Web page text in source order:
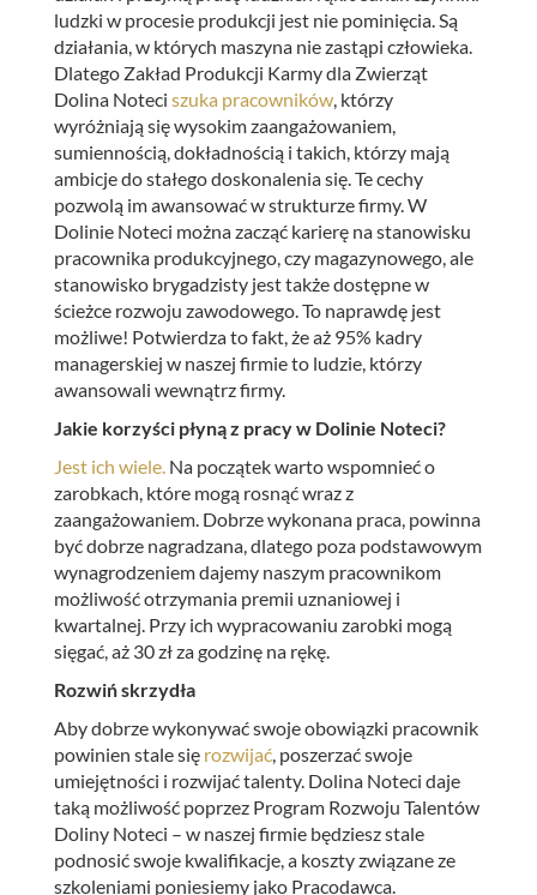
ludzki w procesie produkcji jest nie pominięcia. Są
działania, w których maszyna nie zastąpi człowieka.
Dlatego Zakład Produkcji Karmy dla Zwierząt
Dolina Noteci szuka pracowników, którzy
wyróżniają się wysokim zaangażowaniem,
sumiennością, dokładnością i takich, którzy mają
ambicje do stałego doskonalenia się. Te cechy
pozwolą im awansować w strukturze firmy. W
Dolinie Noteci można zacząć karierę na stanowisku
pracownika produkcyjnego, czy magazynowego, ale
stanowisko brygadzisty jest także dostępne w
ścieżce rozwoju zawodowego. To naprawdę jest
możliwe! Potwierdza to fakt, że aż 95% kadry
managerskiej w naszej firmie to ludzie, którzy
awansowali wewnątrz firmy.
Jakie korzyści płyną z pracy w Dolinie Noteci?
Jest ich wiele. Na początek warto wspomnieć o
zarobkach, które mogą rosnąć wraz z
zaangażowaniem. Dobrze wykonana praca, powinna
być dobrze nagradzana, dlatego poza podstawowym
wynagrodzeniem dajemy naszym pracownikom
możliwość otrzymania premii uznaniowej i
kwartalnej. Przy ich wypracowaniu zarobki mogą
sięgać, aż 30 zł za godzinę na rękę.
Rozwiń skrzydła
Aby dobrze wykonywać swoje obowiązki pracownik
powinien stale się rozwijać, poszerzać swoje
umiejętności i rozwijać talenty. Dolina Noteci daje
taką możliwość poprzez Program Rozwoju Talentów
Doliny Noteci – w naszej firmie będziesz stale
podnosić swoje kwalifikacje, a koszty związane ze
szkoleniami poniesiemy jako Pracodawca.